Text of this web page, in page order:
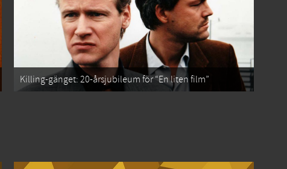
Killing-gänget: 20-årsjubileum för “En liten film”